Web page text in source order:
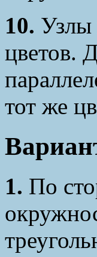
10. Узлы
цветов.
тот же
1. По